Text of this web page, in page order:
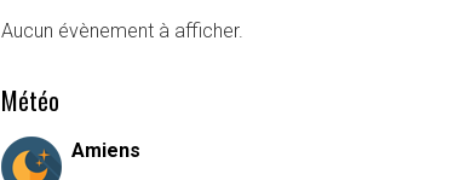
Aucun évènement à afficher.
Météo
Amiens